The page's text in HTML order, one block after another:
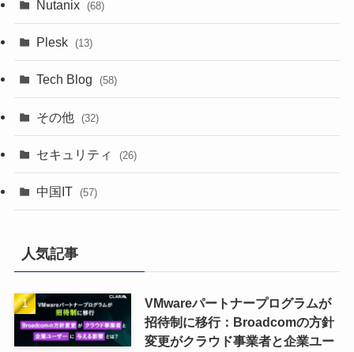
Nutanix (68)
Plesk (13)
Tech Blog (58)
その他 (32)
セキュリティ (26)
中国IT (57)
人気記事
VMwareパートナープログラムが
招待制に移行：Broadcomの方針
変更がクラウド事業者と企業ユー